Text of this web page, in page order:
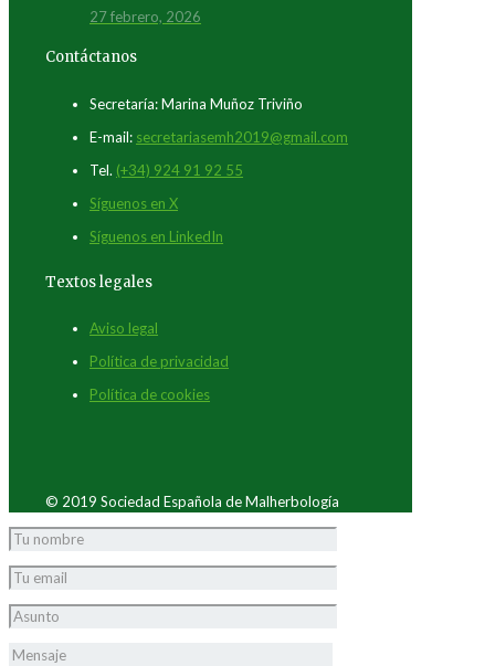
27 febrero, 2026
Contáctanos
Secretaría: Marina Muñoz Triviño
E-mail: secretariasemh2019@gmail.com
Tel. (+34) 924 91 92 55
Síguenos en X
Síguenos en LinkedIn
Textos legales
Aviso legal
Política de privacidad
Política de cookies
© 2019 Sociedad Española de Malherbología